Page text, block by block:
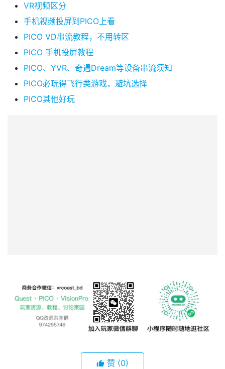
VR视频区分
手机视频投屏到PICO上看
PICO VD串流教程，不用转区
PICO 手机投屏教程
PICO、YVR、奇遇Dream等设备串流须知
PICO必玩得飞行类游戏，避坑选择
PICO其他好玩
赞 (0)